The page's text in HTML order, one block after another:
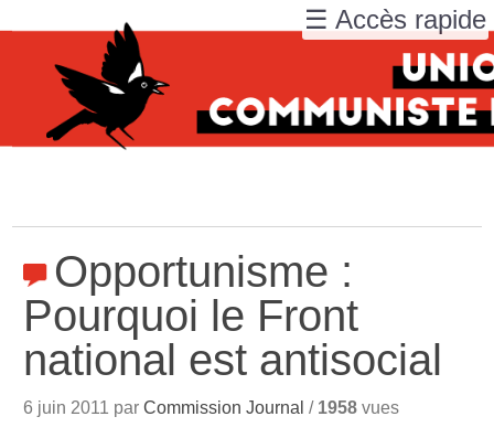
Opportunisme :
Pourquoi le Front
national est antisocial
6 juin 2011 parCommission Journal / 1958 vues
☰ Accès rapide